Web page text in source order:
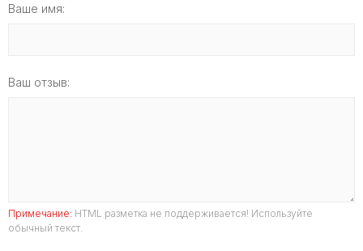
Ваше имя:
Ваш отзыв:
Примечание: HTML разметка не поддерживается! Используйте
обычный текст.